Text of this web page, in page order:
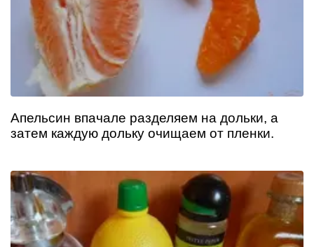
Апельсин впачале разделяем на дольки, а
затем каждую дольку очищаем от пленки.